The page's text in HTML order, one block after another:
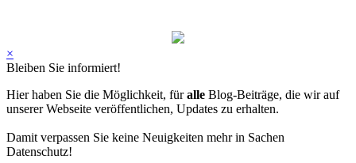
×
Bleiben Sie informiert!
Hier haben Sie die Möglichkeit, füralle Blog-Beiträge, die wir auf
unserer Webseite veröffentlichen, Updates zu erhalten.
Damit verpassen Sie keine Neuigkeiten mehr in Sachen
Datenschutz!